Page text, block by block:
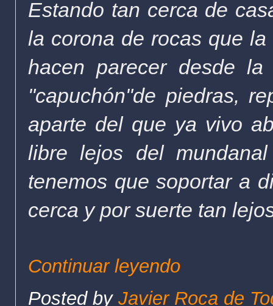
Estando tan cerca de
la corona de rocas que
hacen parecer desde
"capuchón"de piedras,
aparte del que ya vivo
libre lejos del
tenemos que soportar a
cerca y por suerte tan
Continuar leyendo
Posted by Javier Roca de